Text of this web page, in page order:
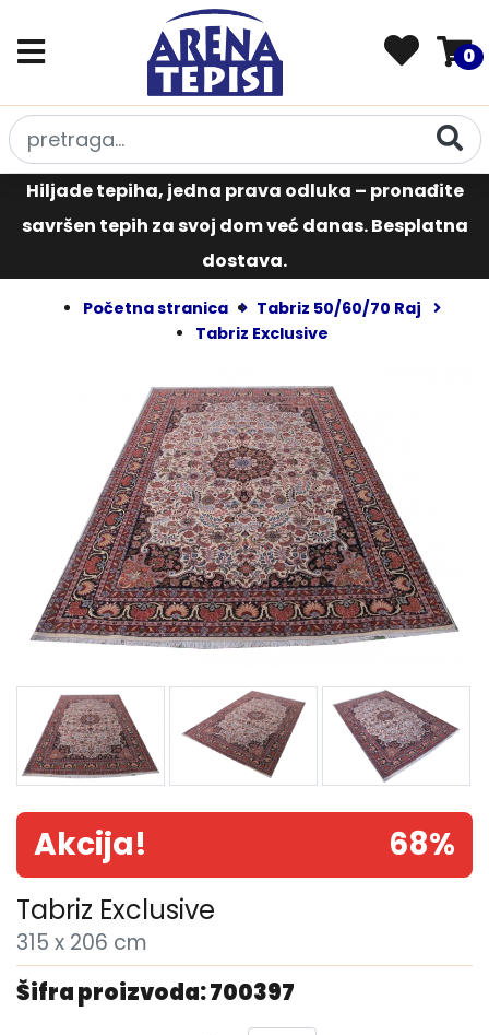
0
Hiljade tepiha, jedna prava odluka – pronađite
savršen tepih za svoj dom već danas. Besplatna
dostava.
Početna stranica
Tabriz 50/60/70 Raj
Tabriz Exclusive
Akcija! 68%
Tabriz Exclusive
315 x 206 cm
Šifra proizvoda: 700397